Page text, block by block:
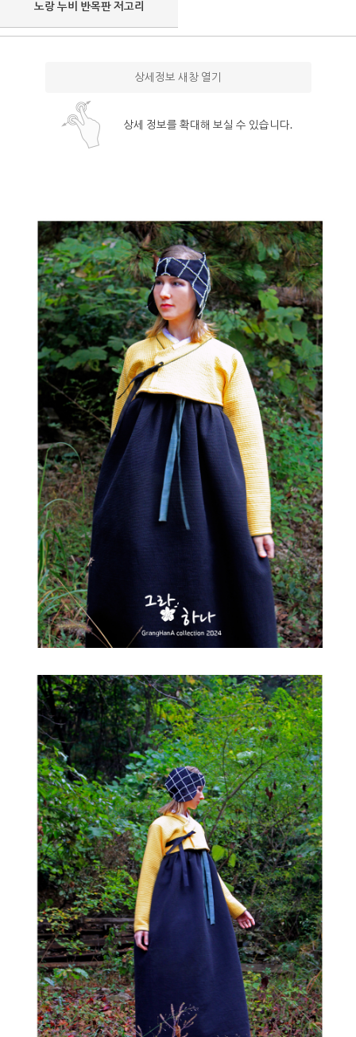
노랑 누비 반목판 저고리
상세정보 새창 열기
상세 정보를 확대해 보실 수 있습니다.